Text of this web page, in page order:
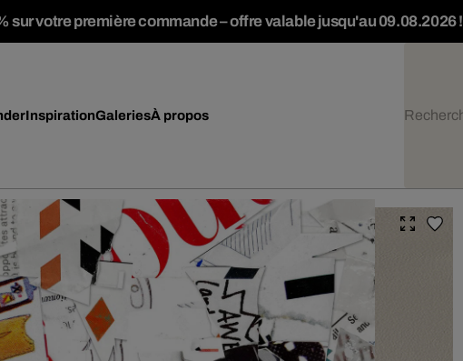
sur votre première commande – offre valable jusqu'au 09.08.2026 !
InspirationGaleriesÀ propos